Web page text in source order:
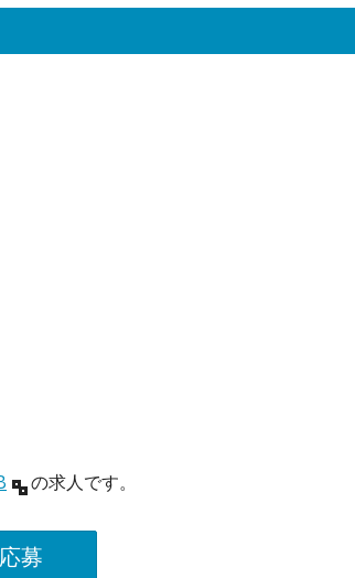
の求人です。
募